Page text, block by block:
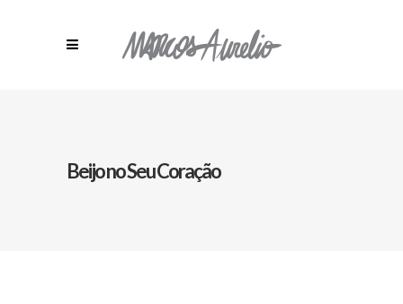
Beijo no Seu Coração